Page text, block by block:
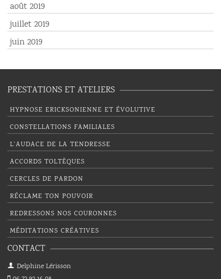
août 2019
juillet 2019
juin 2019
PRESTATIONS ET ATELIERS
HYPNOSE ERICKSONIENNE ET ÉVOLUTIVE
CONSTELLATIONS FAMILIALES
L’AUDACE DE LA TENDRESSE
ACCORDS TOLTÈQUES
CERCLES DE PARDON
RÉCLAME TON POUVOIR
REDRESSONS NOS COURONNES
MÉDITATIONS CRÉATIVES
CONTACT
Delphine Lérisson